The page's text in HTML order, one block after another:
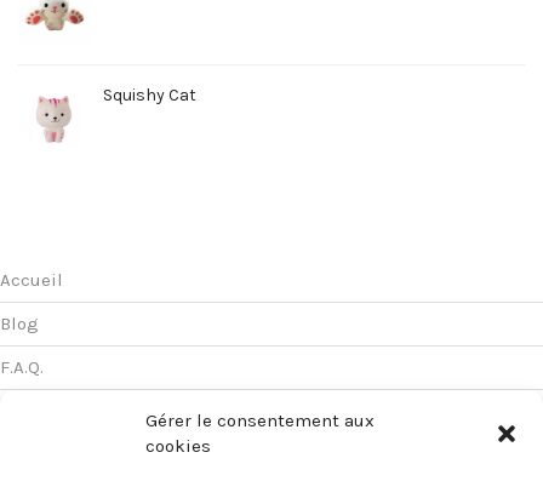
Gérer le consentement aux
cookies
Squishy Cat
Accueil
Blog
F.A.Q.